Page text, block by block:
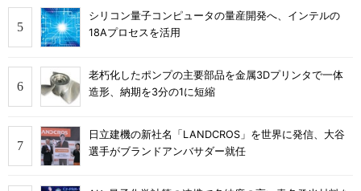
シリコン量子コンピュータの量産開発へ、インテルの
18Aプロセスを活用
老朽化したポンプの主要部品を金属3Dプリンタで一体
造形、納期を3分の1に短縮
日立建機の新社名「LANDCROS」を世界に発信、大谷
選手がブランドアンバサダー就任